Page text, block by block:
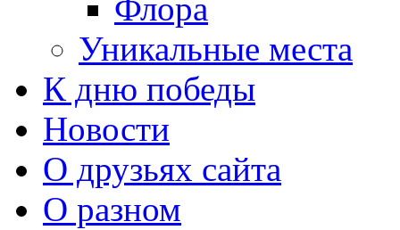
Флора
Уникальные места
К дню победы
Новости
О друзьях сайта
О разном